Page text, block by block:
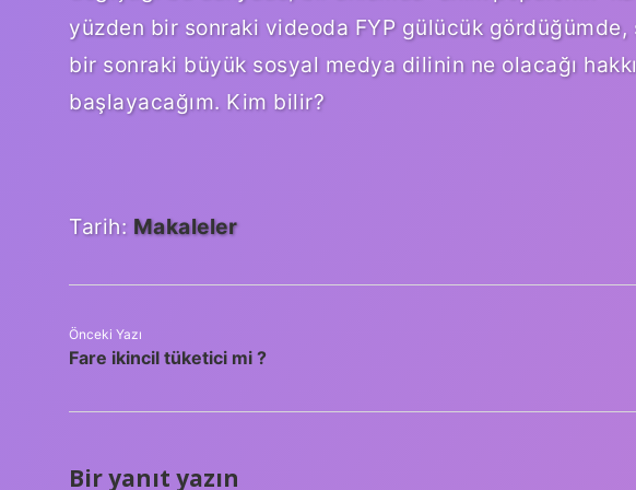
yüzden bir sonraki videoda FYP gülücük
bir sonraki büyük sosyal medya dilinin ne olacağı
başlayacağım. Kim bilir?
Tarih: Makaleler
Önceki Yazı
Fare ikincil tüketici mi ?
Bir yanıt yazın